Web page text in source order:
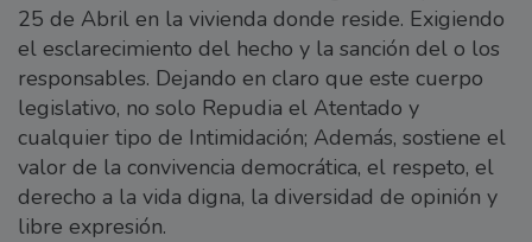
25 de Abril en la vivienda donde reside. Exigiendo
el esclarecimiento del hecho y la sanción del o los
responsables. Dejando en claro que este cuerpo
legislativo, no solo Repudia el Atentado y
cualquier tipo de Intimidación; Además, sostiene el
valor de la convivencia democrática, el respeto, el
derecho a la vida digna, la diversidad de opinión y
libre expresión.